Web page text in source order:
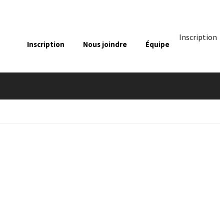
Inscription Nous joindre Équipe
Inscription